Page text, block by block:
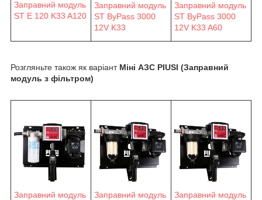
Заправний модуль
ST E 120 K33 A120
Заправний модуль
ST ByPass 3000
12V K33
Заправний модуль
ST ByPass 3000
12V K33 A60
Розгляньте також як варіант Міні АЗС PIUSI (Заправний
модуль з фільтром)
Заправний модуль
Заправний модуль
Заправний модуль